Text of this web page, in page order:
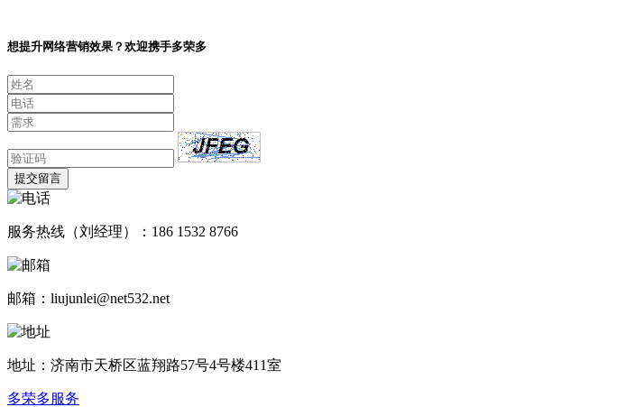
想提升网络营销效果？欢迎携手多荣多
提交留言
服务热线（刘经理）：186 1532 8766
邮箱：liujunlei@net532.net
地址：济南市天桥区蓝翔路57号4号楼411室
多荣多服务